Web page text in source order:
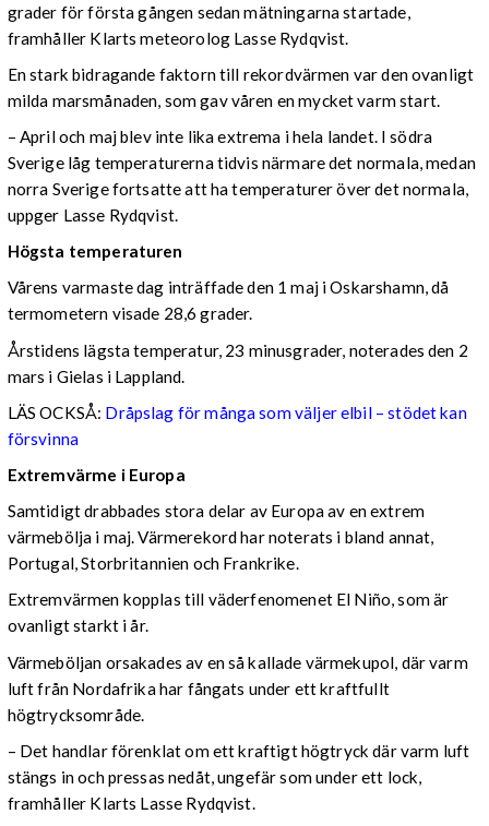
grader för första gången sedan mätningarna startade,
framhåller Klarts meteorolog Lasse Rydqvist.
En stark bidragande faktorn till rekordvärmen var den ovanligt
milda marsmånaden, som gav våren en mycket varm start.
– April och maj blev inte lika extrema i hela landet. I södra
Sverige låg temperaturerna tidvis närmare det normala, medan
norra Sverige fortsatte att ha temperaturer över det normala,
uppger Lasse Rydqvist.
Högsta temperaturen
Vårens varmaste dag inträffade den 1 maj i Oskarshamn, då
termometern visade 28,6 grader.
Årstidens lägsta temperatur, 23 minusgrader, noterades den 2
mars i Gielas i Lappland.
LÄS OCKSÅ: Dråpslag för många som väljer elbil – stödet kan
försvinna
Extremvärme i Europa
Samtidigt drabbades stora delar av Europa av en extrem
värmebölja i maj. Värmerekord har noterats i bland annat,
Portugal, Storbritannien och Frankrike.
Extremvärmen kopplas till väderfenomenet El Niño, som är
ovanligt starkt i år.
Värmeböljan orsakades av en så kallade värmekupol, där varm
luft från Nordafrika har fångats under ett kraftfullt
högtrycksområde.
– Det handlar förenklat om ett kraftigt högtryck där varm luft
stängs in och pressas nedåt, ungefär som under ett lock,
framhåller Klarts Lasse Rydqvist.